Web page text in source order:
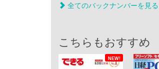
全てのバックナンバーを見る
こちらもおすすめ
NEW!